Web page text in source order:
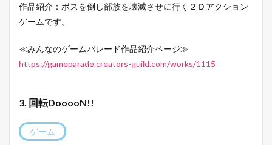
作品紹介：ボスを倒し部族を壊滅させに行く２Ｄアクション
ゲームです。
≪みんなのゲームパレード作品紹介ページ≫
https://gameparade.creators-guild.com/works/1115
3. 回転DooooN!!
ゲーム